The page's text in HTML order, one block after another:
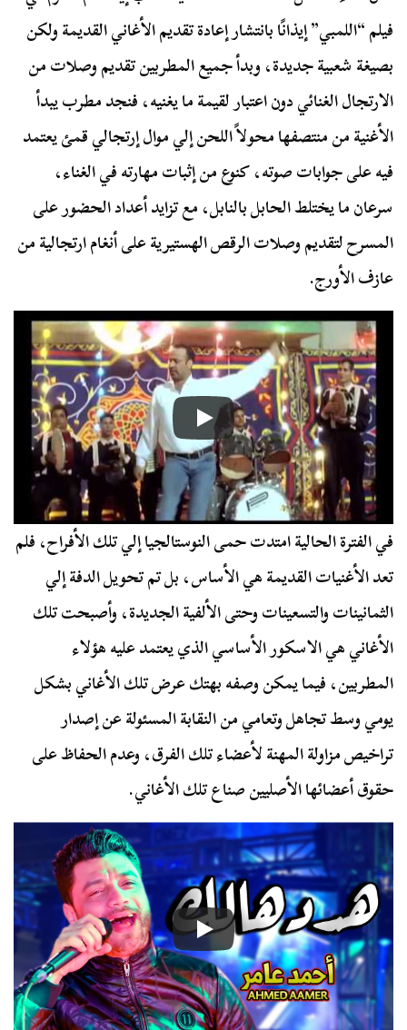
فيلم “اللمبي” إيذانًا بانتشار إعادة تقديم الأغاني القديمة ولكن
بصيغة شعبية جديدة، وبدأ جميع المطربين تقديم وصلات من
الارتجال الغنائي دون اعتبار لقيمة ما يغنيه، فنجد مطرب يبدأ
الأغنية من منتصفها محولاً اللحن إلي موال إرتجالي قمئ يعتمد
فيه على جوابات صوته، كنوع من إثبات مهارته في الغناء،
سرعان ما يختلط الحابل بالنابل، مع تزايد أعداد الحضور على
المسرح لتقديم وصلات الرقص الهستيرية على أنغام ارتجالية من
عازف الأورج.
في الفترة الحالية امتدت حمى النوستالجيا إلي تلك الأفراح، فلم
تعد الأغنيات القديمة هي الأساس، بل تم تحويل الدفة إلي
الثمانينات والتسعينات وحتى الألفية الجديدة، وأصبحت تلك
الأغاني هي الاسكور الأساسي الذي يعتمد عليه هؤلاء
المطربين، فيما يمكن وصفه بهتك عرض تلك الأغاني بشكل
يومي وسط تجاهل وتعامي من النقابة المسئولة عن إصدار
تراخيص مزاولة المهنة لأعضاء تلك الفرق، وعدم الحفاظ على
حقوق أعضائها الأصليين صناع تلك الأغاني.